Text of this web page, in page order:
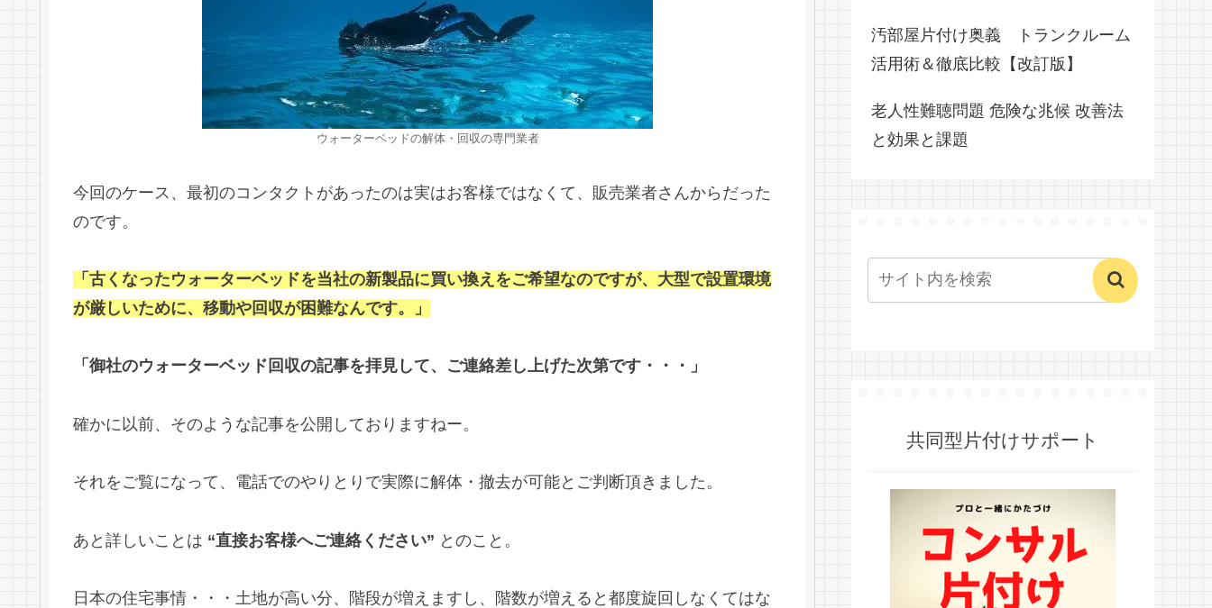
ウォーターベッドの解体・回収の専門業者
今回のケース、最初のコンタクトがあったのは実はお客様ではなくて、販売業者さんからだった
のです。
「古くなったウォーターベッドを当社の新製品に買い換えをご希望なのですが、大型で設置環境
が厳しいために、移動や回収が困難なんです。」
「御社のウォーターベッド回収の記事を拝見して、ご連絡差し上げた次第です・・・」
確かに以前、そのような記事を公開しておりますねー。
それをご覧になって、電話でのやりとりで実際に解体・撤去が可能とご判断頂きました。
あと詳しいことは “直接お客様へご連絡ください” とのこと。
日本の住宅事情・・・土地が高い分、階段が増えますし、階数が増えると都度旋回しなくてはな
汚部屋片付け奥義 トランクルーム
活用術＆徹底比較【改訂版】
老人性難聴問題 危険な兆候 改善法
と効果と課題
共同型片付けサポート